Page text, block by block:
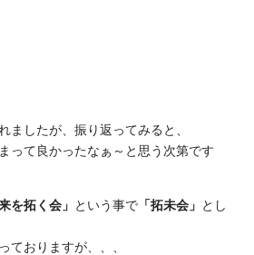
ましたが、振り返ってみると、
って良かったなぁ～と思う次第です
を拓く会」 という事で 「拓未会」 とし
ておりますが、、、